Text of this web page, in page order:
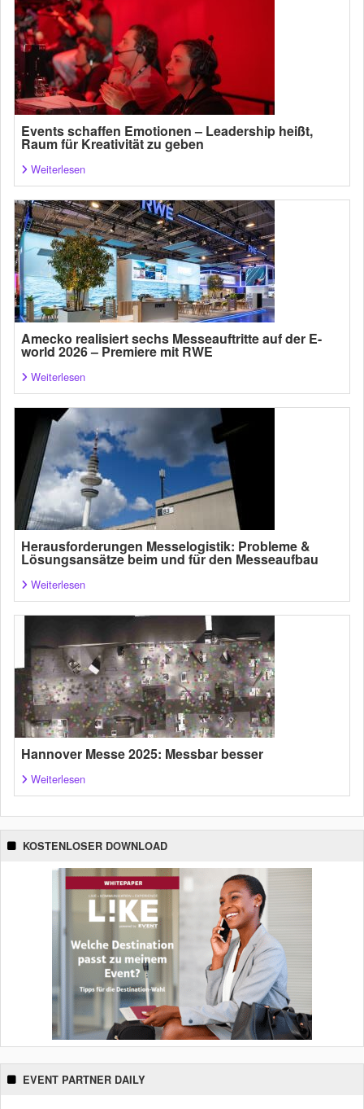
Events schaffen Emotionen – Leadership heißt,
Raum für Kreativität zu geben
Weiterlesen
Amecko realisiert sechs Messeauftritte auf der E-
world 2026 – Premiere mit RWE
Weiterlesen
Herausforderungen Messelogistik: Probleme &
Lösungsansätze beim und für den Messeaufbau
Weiterlesen
Hannover Messe 2025: Messbar besser
Weiterlesen
KOSTENLOSER DOWNLOAD
EVENT PARTNER DAILY